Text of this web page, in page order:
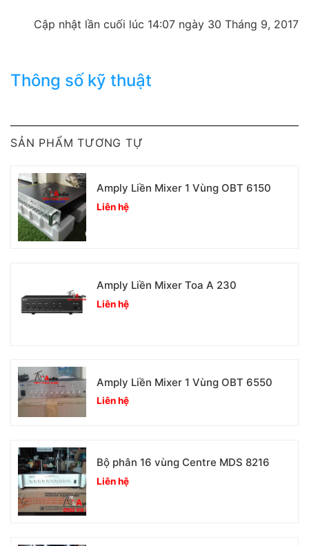
Cập nhật lần cuối lúc 14:07 ngày 30 Tháng 9, 2017
Thông số kỹ thuật
SẢN PHẨM TƯƠNG TỰ
Amply Liền Mixer 1 Vùng OBT 6150
Liên hệ
Amply Liền Mixer Toa A 230
Liên hệ
Amply Liền Mixer 1 Vùng OBT 6550
Liên hệ
Bộ phân 16 vùng Centre MDS 8216
Liên hệ